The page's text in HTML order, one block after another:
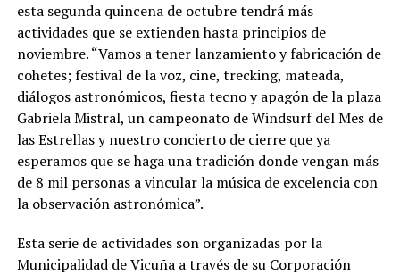
esta segunda quincena de octubre tendrá más
actividades que se extienden hasta principios de
noviembre. “Vamos a tener lanzamiento y fabricación de
cohetes; festival de la voz, cine, trecking, mateada,
diálogos astronómicos, fiesta tecno y apagón de la plaza
Gabriela Mistral, un campeonato de Windsurf del Mes de
las Estrellas y nuestro concierto de cierre que ya
esperamos que se haga una tradición donde vengan más
de 8 mil personas a vincular la música de excelencia con
la observación astronómica”.
Esta serie de actividades son organizadas por la
Municipalidad de Vicuña a través de su Corporación